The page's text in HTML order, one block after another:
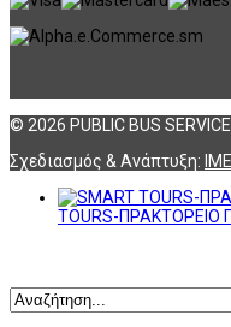
© 2026 PUBLIC BUS
Σχεδιασμός & Ανάπτυξη:
TOURS-ΠΡΑΚΤΟΡΕΙΟ